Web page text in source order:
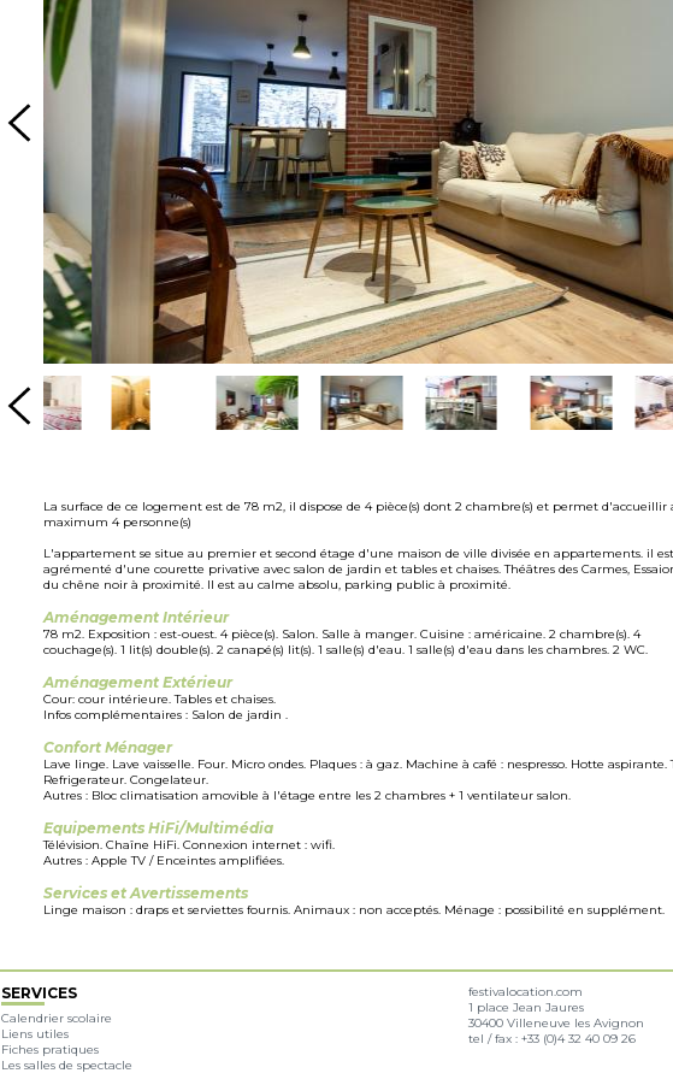
La surface de ce logement est de 78 m2, il dispose de 4 pièce(s) dont 2 chambre(s) et permet d'accueillir
maximum 4 personne(s)
L'appartement se situe au premier et second étage d'une maison de ville divisée en appartements. il est
agrémenté d'une courette privative avec salon de jardin et tables et chaises. Théâtres des Carmes,
du chêne noir à proximité. Il est au calme absolu, parking public à proximité.
Aménagement Intérieur
78 m2. Exposition : est-ouest. 4 pièce(s). Salon. Salle à manger. Cuisine : américaine. 2 chambre(s). 4
couchage(s). 1 lit(s) double(s). 2 canapé(s) lit(s). 1 salle(s) d'eau. 1 salle(s) d'eau dans les chambres. 2 WC.
Aménagement Extérieur
Cour: cour intérieure. Tables et chaises.
Infos complémentaires : Salon de jardin .
Confort Ménager
Lave linge. Lave vaisselle. Four. Micro ondes. Plaques : à gaz. Machine à café : nespresso. Hotte aspirante.
Refrigerateur. Congelateur.
Autres : Bloc climatisation amovible à l'étage entre les 2 chambres + 1 ventilateur salon.
Equipements HiFi/Multimédia
Télévision. Chaîne HiFi. Connexion internet : wifi.
Autres : Apple TV / Enceintes amplifiées.
Services et Avertissements
Linge maison : draps et serviettes fournis. Animaux : non acceptés. Ménage : possibilité en supplément.
SERVICES
Calendrier scolaire
Liens utiles
Fiches pratiques
Les salles de spectacle
festivalocation.com
1 place Jean Jaures
30400 Villeneuve les Avignon
tel / fax :+33 (0)4 32 40 09 26